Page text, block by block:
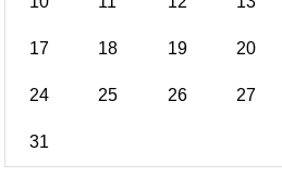
17 18 19 20
24 25 26 27
31